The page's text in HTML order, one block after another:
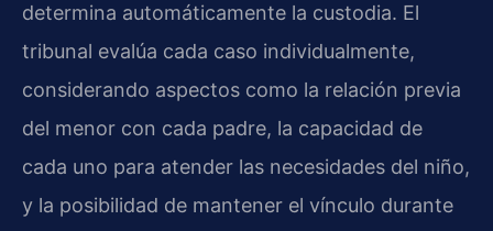
determina automáticamente la custodia. El
tribunal evalúa cada caso individualmente,
considerando aspectos como la relación previa
del menor con cada padre, la capacidad de
cada uno para atender las necesidades del niño,
y la posibilidad de mantener el vínculo durante